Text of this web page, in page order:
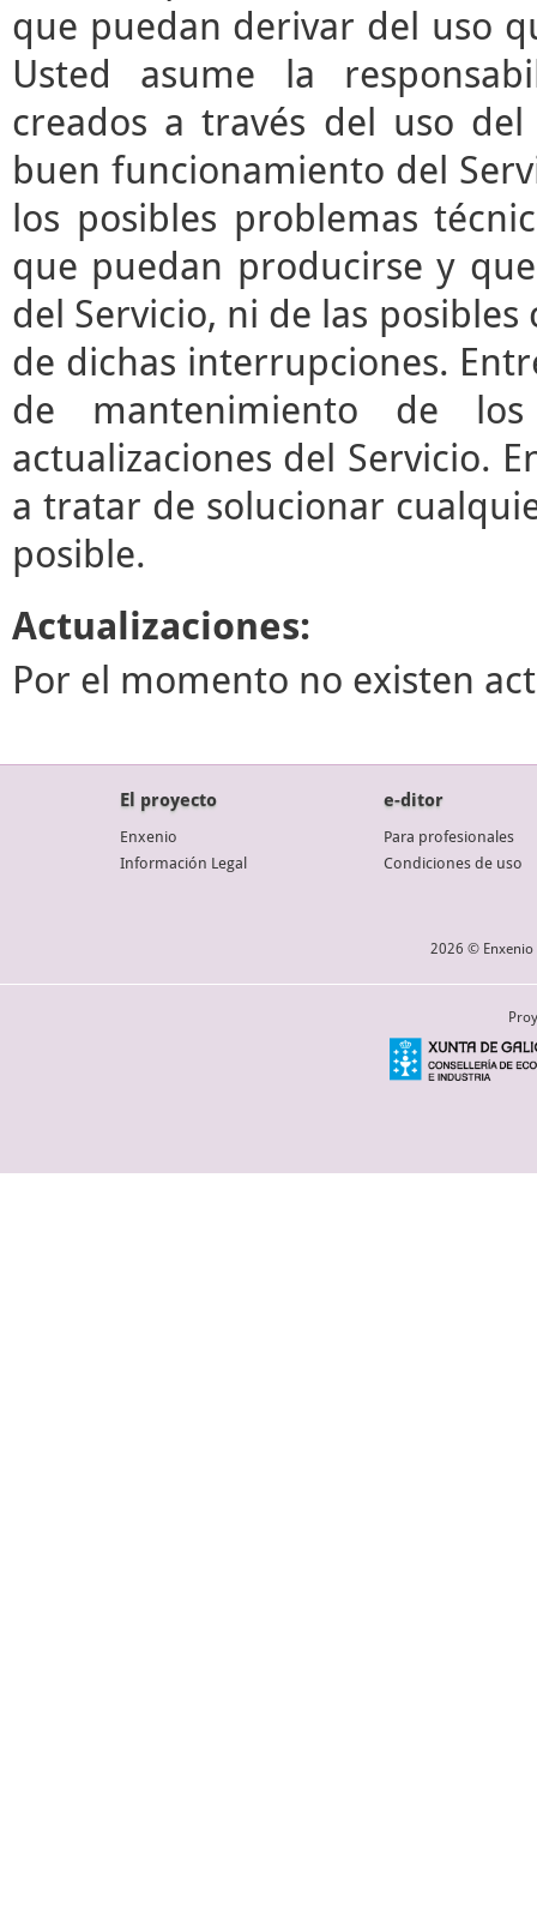
que puedan derivar del uso
Usted asume la
creados a través del uso
buen funcionamiento del
los posibles problemas
que puedan producirse y
del Servicio, ni de las
de dichas interrupciones.
de mantenimiento de
actualizaciones del Servicio.
a tratar de solucionar
posible.
Actualizaciones:
Por el momento no existen
El proyecto
Enxenio
Información Legal
e-ditor
Para profesionales
Condiciones de uso
2026 © Enxenio